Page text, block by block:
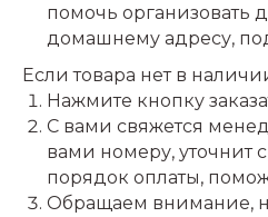
помочь организовать
домашнему адресу,
Если товара нет в
Нажмите кнопку
С вами свяжется
вами номеру, уточнит
порядок оплаты,
Обращаем внимание,